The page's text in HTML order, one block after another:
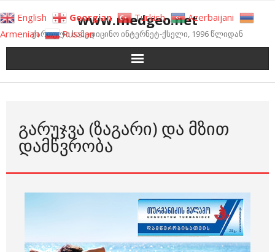
to
content
www.medgeo.net
ქართული სამედიცინო ინტერნეტ-ქსელი, 1996 წლიდან
ᲒᲐᲠᲣᲯᲕᲐ (ᲖᲐᲒᲐᲠᲘ) ᲓᲐ ᲛᲖᲘᲗ
ᲓᲐᲛᲬᲕᲠᲝᲑᲐ
English Georgian Turkish
Azerbaijani
Armenian
Russian